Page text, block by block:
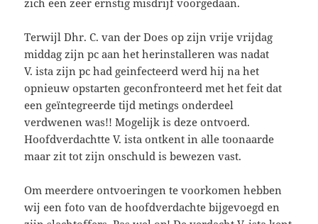
zich een zeer ernstig misdrijf voorgedaan.
Terwijl Dhr. C. van der Does op zijn vrije vrijdag
middag zijn pc aan het herinstalleren was nadat
V. ista zijn pc had geinfecteerd werd hij na het
opnieuw opstarten geconfronteerd met het feit dat
een geïntegreerde tijd metings onderdeel
verdwenen was!! Mogelijk is deze ontvoerd.
Hoofdverdachtte V. ista ontkent in alle toonaarde
maar zit tot zijn onschuld is bewezen vast.
Om meerdere ontvoeringen te voorkomen hebben
wij een foto van de hoofdverdachte bijgevoegd en